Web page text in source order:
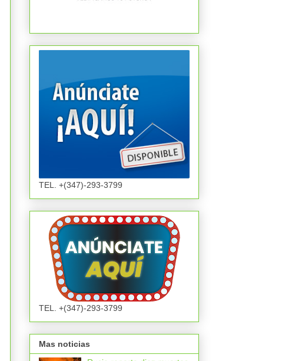
TEL. +(347)-293-3799
TEL. +(347)-293-3799
Mas noticias